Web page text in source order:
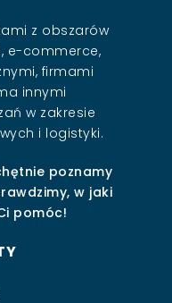
z obszarów
e-commerce,
firmami
innymi
w zakresie
i logistyki.
poznamy
w jaki
pomóc!